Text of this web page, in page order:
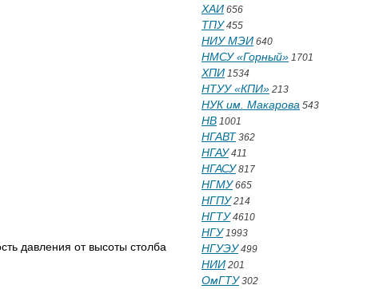
давления от высоты столба
ХАИ 656
ТПУ455
НИУ МЭИ 640
НМСУ «Горный» 1701
ХПИ 1534
НТУУ «КПИ» 213
НУК им. Макарова 543
НВ 1001
НГАВТ 362
НГАУ411
НГАСУ817
НГМУ665
НГПУ214
НГТУ4610
НГУ1993
НГУЭУ499
НИИ 201
ОмГТУ302